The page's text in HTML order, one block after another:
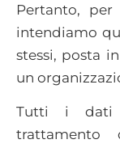
Pertanto,
intendiamo
stessi, posta
un
Tutti i dati
trattamento